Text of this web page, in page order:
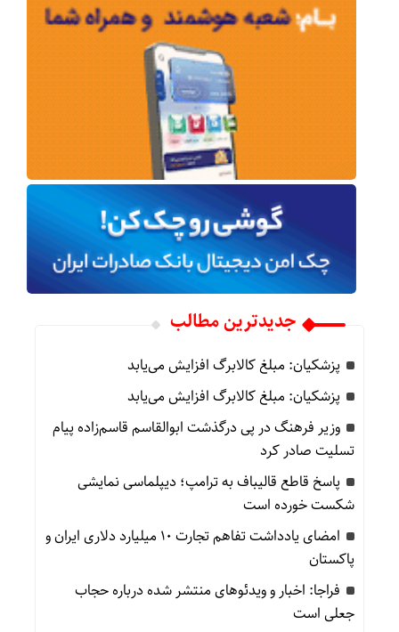
جدیدترین مطالب
پزشکیان: مبلغ کالابرگ افزایش می‌یابد
پزشکیان: مبلغ کالابرگ افزایش می‌یابد
وزیر فرهنگ در پی درگذشت ابوالقاسم قاسم‌زاده پیام
تسلیت صادر کرد
پاسخ قاطع قالیباف به ترامپ؛ دیپلماسی نمایشی
شکست خورده است
امضای یادداشت تفاهم تجارت ۱۰ میلیارد دلاری ایران و
پاکستان
فراجا: اخبار و ویدئوهای منتشر شده درباره حجاب
جعلی است